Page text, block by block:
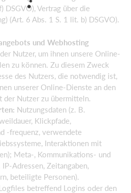
DSGVO), Vertrag über die
(Art. 6 Abs. 1 S. 1 lit. b) DSGVO).
und Webhosting
Nutzer, um ihnen unsere Online-
zu können. Zu diesem Zweck
des Nutzers, die notwendig ist,
unserer Online-Dienste an den
der Nutzer zu übermitteln.
Nutzungsdaten (z. B.
Klickpfade,
-frequenz, verwendete
Interaktionen mit
Meta-, Kommunikations- und
Adressen, Zeitangaben,
beteiligte Personen).
betreffend Logins oder den